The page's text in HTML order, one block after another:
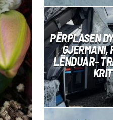
PËRPLASEN
GJERMANI,
LËNDUAR–